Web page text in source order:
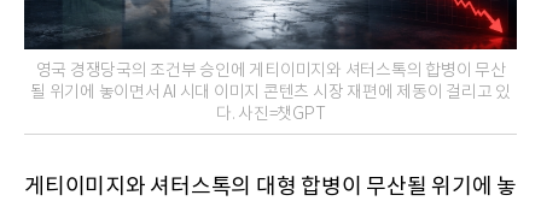
영국 경쟁당국의 조건부 승인에 게티이미지와 셔터스톡의 합병이 무산
될 위기에 놓이면서 AI 시대 이미지 콘텐츠 시장 재편에 제동이 걸리고 있
다. 사진=챗GPT
게티이미지와 셔터스톡의 대형 합병이 무산될 위기에 놓